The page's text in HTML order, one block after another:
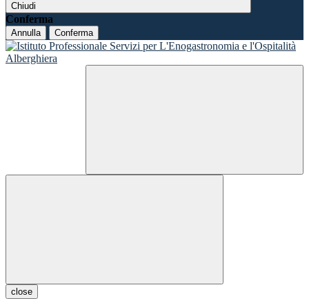
Chiudi
Conferma
Annulla Conferma
close